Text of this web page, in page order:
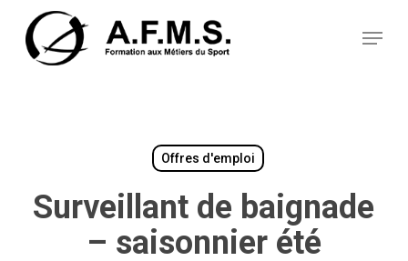
main
content
Menu
Offres d'emploi
Surveillant de baignade
– saisonnier été
Panneau de gestion des cookies